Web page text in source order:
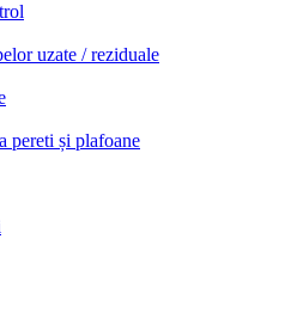
uzate / reziduale
pereti și plafoane